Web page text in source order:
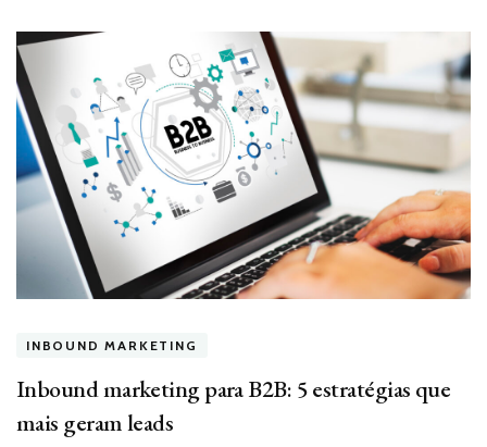
INBOUND MARKETING
Inbound marketing para B2B: 5 estratégias que
mais geram leads